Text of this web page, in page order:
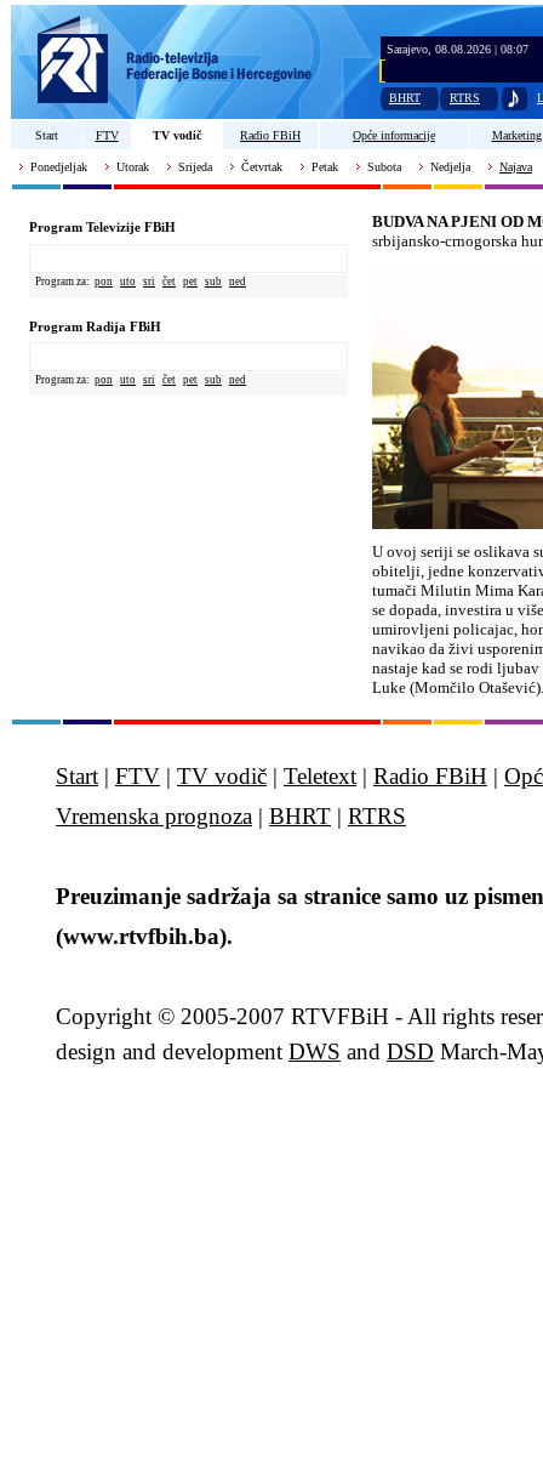
Sarajevo, 08.08.2026 | 08:07
BHRT RTRS
Start FTV TV vodič Radio FBiH Opće informacije Marketing
Ponedjeljak Utorak Srijeda Četvrtak Petak Subota Nedjelja Najava
Program Televizije FBiH
Program za: pon uto sri čet pet sub ned
Program Radija FBiH
Program za: pon uto sri čet pet sub ned
BUDVA NA PJENI OD
srbijansko-crnogorska
U ovoj seriji se oslikava
obitelji, jedne
tumači Milutin Mima
se dopada, investira u
umirovljeni policajac,
navikao da živi
nastaje kad se rodi
Luke (Momčilo
Start | FTV | TV vodič | Teletext | Radio FBiH |
Vremenska prognoza | BHRT | RTRS
Preuzimanje sadržaja sa stranice samo uz
(www.rtvfbih.ba).
Copyright © 2005-2007 RTVFBiH - All rights
design and development DWS and DSD March-